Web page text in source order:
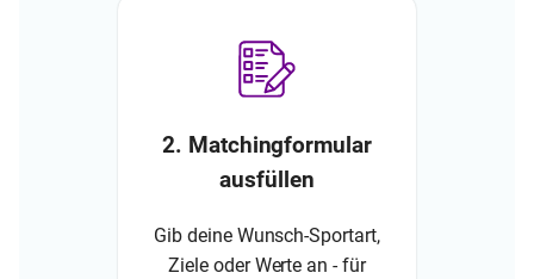
2. Matchingformular
ausfüllen
Gib deine Wunsch-Sportart,
Ziele oder Werte an - für